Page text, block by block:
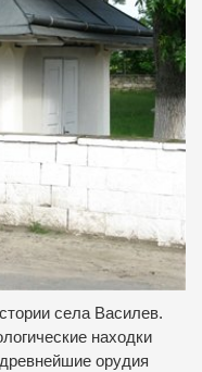
села Василев.
находки
орудия